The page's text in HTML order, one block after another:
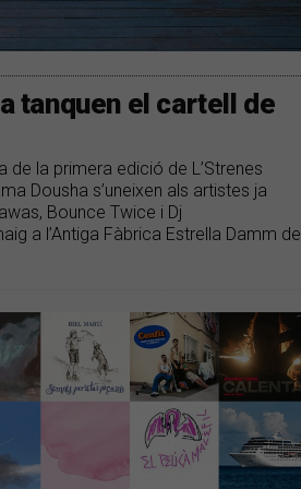
tanquen el cartell de
la primera edició de L’Strenes
Dousha s’uneixen als artistes ja
Bounce Twice i Dj
a l’Antiga Fàbrica Estrella Damm de